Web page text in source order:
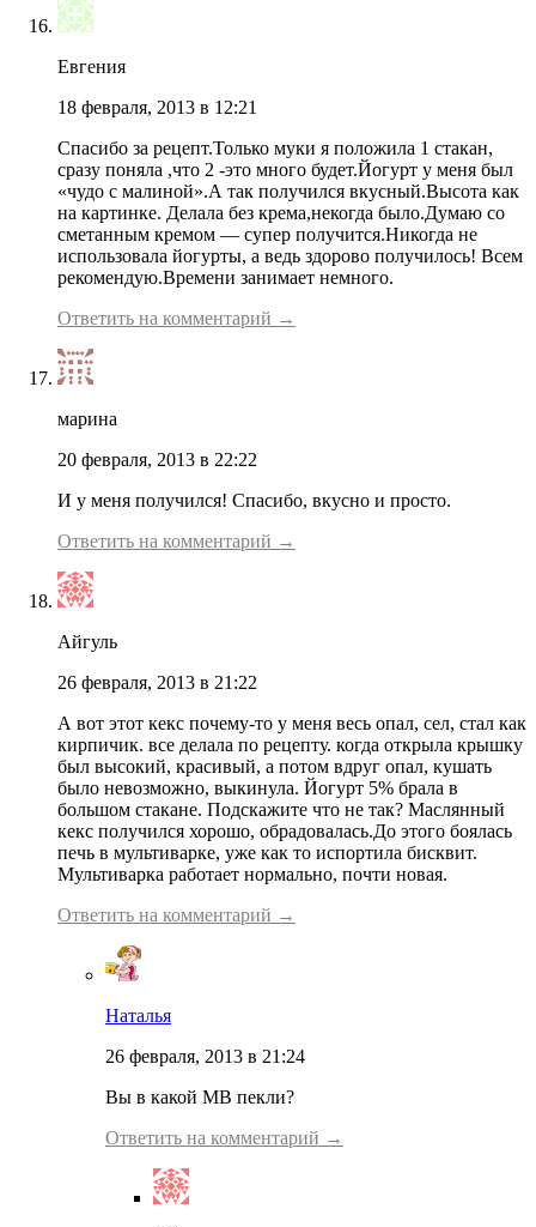
Евгения
18 февраля, 2013 в 12:21
Спасибо за рецепт.Только муки я положила 1 стакан,
сразу поняла ,что 2 -это много будет.Йогурт у меня был
«чудо с малиной».А так получился вкусный.Высота как
на картинке. Делала без крема,некогда было.Думаю со
сметанным кремом — супер получится.Никогда не
использовала йогурты, а ведь здорово получилось! Всем
рекомендую.Времени занимает немного.
Ответить на комментарий →
марина
20 февраля, 2013 в 22:22
И у меня получился! Спасибо, вкусно и просто.
Ответить на комментарий →
Айгуль
26 февраля, 2013 в 21:22
А вот этот кекс почему-то у меня весь опал, сел, стал как
кирпичик. все делала по рецепту. когда открыла крышку
был высокий, красивый, а потом вдруг опал, кушать
было невозможно, выкинула. Йогурт 5% брала в
большом стакане. Подскажите что не так? Маслянный
кекс получился хорошо, обрадовалась.До этого боялась
печь в мультиварке, уже как то испортила бисквит.
Мультиварка работает нормально, почти новая.
Ответить на комментарий →
Наталья
26 февраля, 2013 в 21:24
Вы в какой МВ пекли?
Ответить на комментарий →